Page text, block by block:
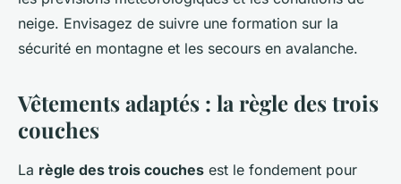
neige. Envisagez de suivre une formation sur la
sécurité en montagne et les secours en avalanche.
Vêtements adaptés : la règle des trois
couches
La règle des trois couches est le fondement pour